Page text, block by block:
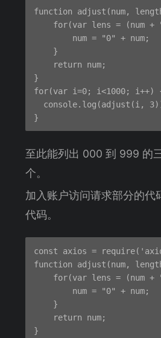
function adjust(num,
for(var lens = (num +
        num = "0" + num;
    }
    return num;
}
for(var i=0; i<1000; i++)
console.log(adjust(i,
至此能列出 000 到 999 的
个。
加入账户访问请求部分的代
代码。
const axios =
function adjust(num,
for(var lens = (num +
        num = "0" + num;
    }
    return num;
}